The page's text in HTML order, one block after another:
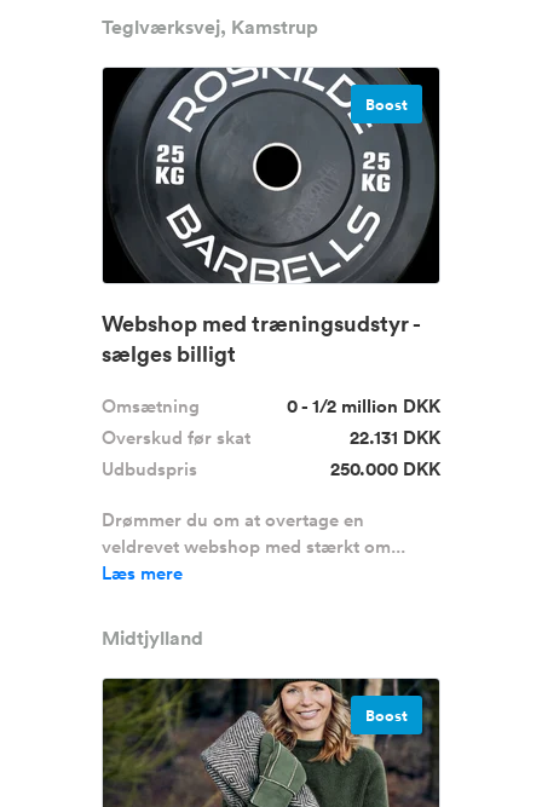
Teglværksvej, Kamstrup
Boost
Webshop med træningsudstyr -
sælges billigt
Omsætning
0 - 1/2 million DKK
Overskud før skat
22.131 DKK
Udbudspris
250.000 DKK
Drømmer du om at overtage en
veldrevet webshop med stærkt om...
Læs mere
Midtjylland
Boost